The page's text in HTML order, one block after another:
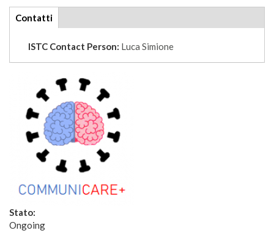
tabs
Contatti
attiva)
ISTC Contact Person: Luca Simione
Stato:
Ongoing